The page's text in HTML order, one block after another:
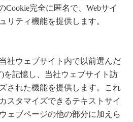
Cookie完全に匿名で、Webサイ
リティ機能を提供します。
社ウェブサイト内で以前選んだ
を記憶し、当社ウェブサイト訪
された機能を提供します。これ
スタマイズできるテキストサイ
ェブページの他の部分に加えら